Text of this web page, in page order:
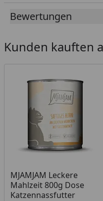
enthalten, die auf
Vitaminen und
Fütterungsempfehlung
zur freien Verfügung
füttern. Nach dem
im Kühlschrank
Bewertungen
Kunden kauften
MJAMJAM Leckere
Mahlzeit 800g Dose
Katzennassfutter